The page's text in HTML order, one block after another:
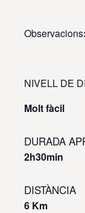
Observacions
NIVELL DE
Molt fàcil
DURADA
2h30min
DISTÀNCIA
6 Km